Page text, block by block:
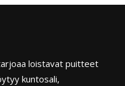
loistavat puitteet
kuntosali,